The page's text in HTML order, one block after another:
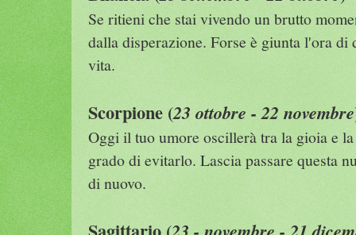
Se ritieni che stai vivendo un brutto
dalla disperazione. Forse è giunta l'ora di
vita.
Scorpione (23 ottobre - 22 novembre
Oggi il tuo umore oscillerà tra la gioia e
grado di evitarlo. Lascia passare questa
di nuovo.